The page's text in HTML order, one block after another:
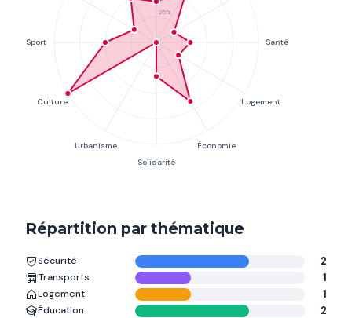
Répartition par thématique
Sécurité 2
Transports 1
Logement 1
Éducation 2